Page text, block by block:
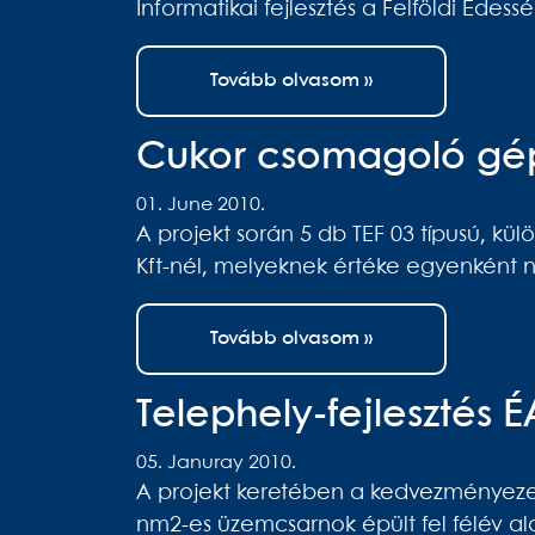
Informatikai fejlesztés a Felföldi
Tovább olvasom »
Cukor csomagoló
01. June 2010.
A projekt során 5 db TEF 03 típusú,
Kft-nél, melyeknek értéke egyenként
Tovább olvasom »
Telephely-fejlesztés
05. Januray 2010.
A projekt keretében a
nm2-es üzemcsarnok épült fel félév